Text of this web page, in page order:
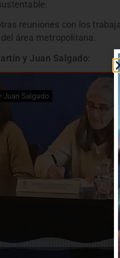
reuniones con los
área metropolitana.
y Juan Salgado: